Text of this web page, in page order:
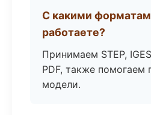
С какими
работаете?
Принимаем STEP,
PDF, также помогаем
модели.